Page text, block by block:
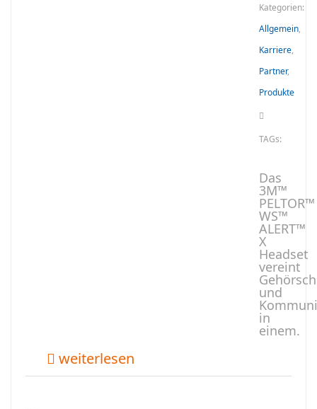
Kategorien:
Allgemein,
Karriere,
Partner,
Produkte
TAGs:
Das
3M™
PELTOR™
WS™
ALERT™
X
Headset
vereint
und
in
einem.
weiterlesen